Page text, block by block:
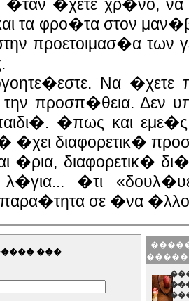
�ταν �χετε χρ�νο, να
τα φρο�τα στον
προετοιμασ�α των
Να �χετε
την προσπ�θεια. Δεν
�πως και εμε�ς
�χει διαφορετικ�
�ρια, διαφορετικ�
�τι
σε �να
���